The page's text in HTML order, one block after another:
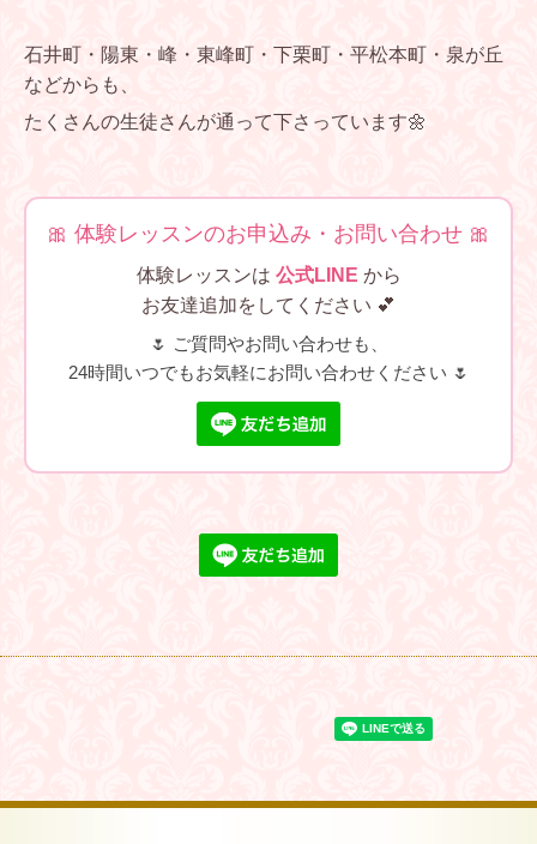
石井町・陽東・峰・東峰町・下栗町・平松本町・泉が丘
などからも、
たくさんの生徒さんが通って下さっています🌼
🎀 体験レッスンのお申込み・お問い合わせ 🎀
体験レッスンは 公式LINE から
お友達追加をしてください 💕
🌷 ご質問やお問い合わせも、
24時間いつでもお気軽にお問い合わせください 🌷